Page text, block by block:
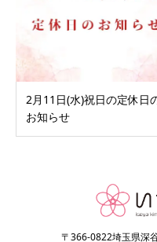
2月11日(水)祝日の定休日
お知らせ
〒366-0822埼玉県深